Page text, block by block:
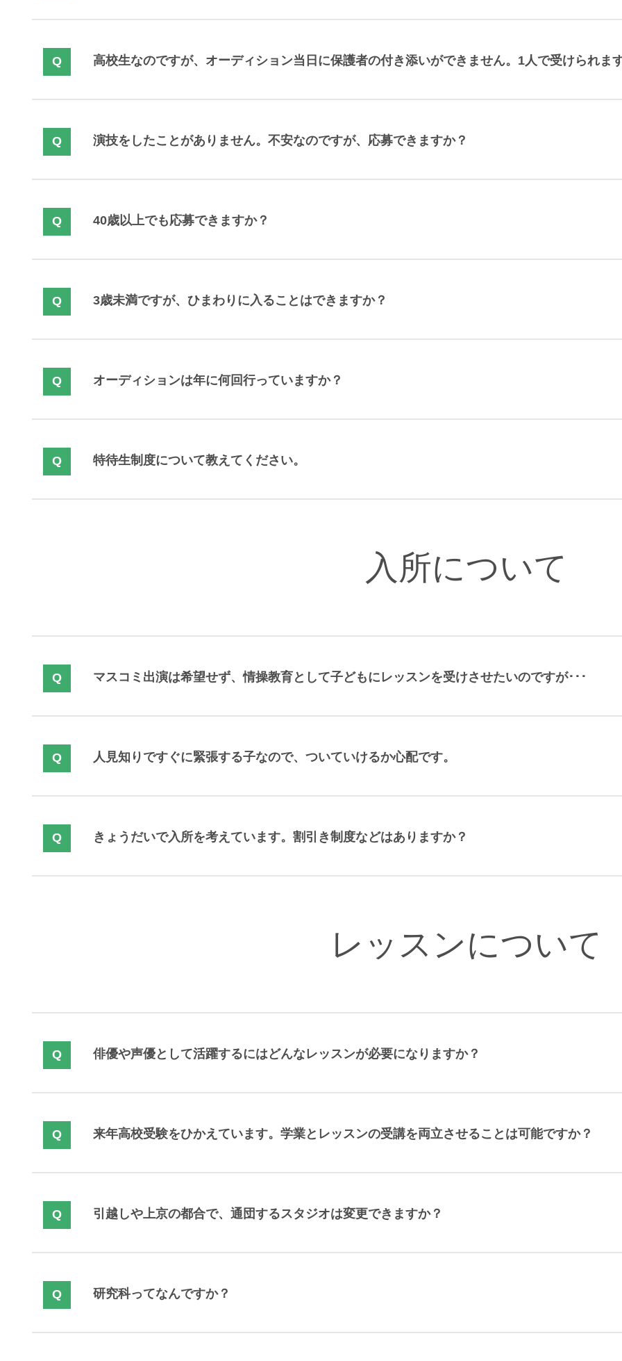
高校生なのですが、オーディション当日に保護者の付き添いができません。1人で受けられま
演技をしたことがありません。不安なのですが、応募できますか？
40歳以上でも応募できますか？
3歳未満ですが、ひまわりに入ることはできますか？
オーディションは年に何回行っていますか？
特待生制度について教えてください。
入所について
マスコミ出演は希望せず、情操教育として子どもにレッスンを受けさせたいのですが･･･
人見知りですぐに緊張する子なので、ついていけるか心配です。
きょうだいで入所を考えています。割引き制度などはありますか？
レッスンについて
俳優や声優として活躍するにはどんなレッスンが必要になりますか？
来年高校受験をひかえています。学業とレッスンの受講を両立させることは可能ですか？
引越しや上京の都合で、通団するスタジオは変更できますか？
研究科ってなんですか？